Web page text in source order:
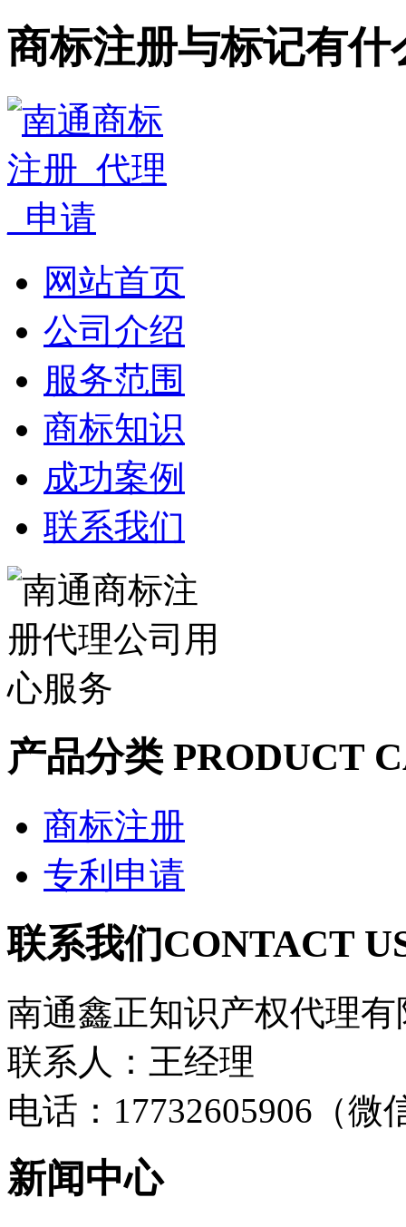
商标注册与标记有什
网站首页
公司介绍
服务范围
商标知识
成功案例
联系我们
产品分类PRODUCT
商标注册
专利申请
联系我们CONTACT
南通鑫正知识产权代理有
联系人：王经理
电话：17732605906（微
新闻中心